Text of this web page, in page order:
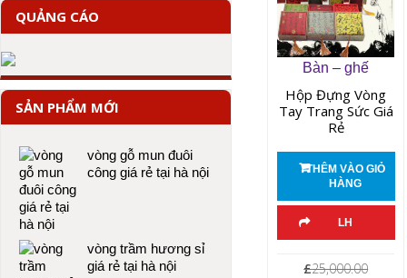
Bàn – ghế
Hộp Đựng Vòng
Tay Trang Sức Giá
Rẻ
THÊM VÀO GIỎ
HÀNG
LH
£25,000.00
QUẢNG CÁO
SẢN PHẨM MỚI
vòng gỗ mun đuôi
công giá rẻ tại hà nội
vòng trầm hương sỉ
giá rẻ tại hà nội